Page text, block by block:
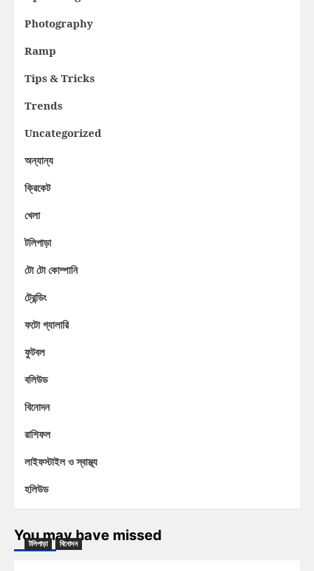
Photography
Ramp
Tips & Tricks
Trends
Uncategorized
অন্যান্য
ক্রিকেট
খেলা
টলিপাড়া
টো টো কোম্পানি
ট্রেন্ডিং
ফটো গ্যালারি
ফুটবল
বলিউড
বিনোদন
রাশিফল
লাইফস্টাইল ও স্বাস্থ্য
হলিউড
You may have missed
টলিপাড়া বিনোদন